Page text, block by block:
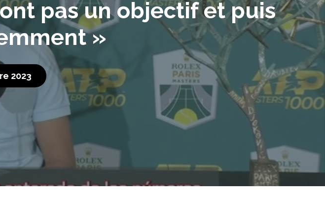
pas un objectif et puis
»
2023